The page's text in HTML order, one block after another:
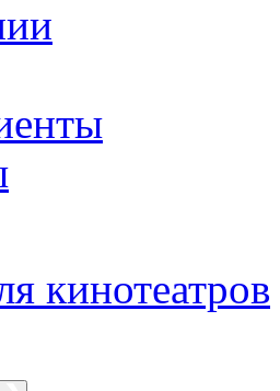
кинотеатров